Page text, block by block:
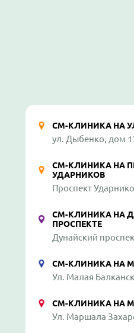
СМ-КЛИНИКА НА
ул. Дыбенко, дом
СМ-КЛИНИКА НА
УДАРНИКОВ
Проспект
СМ-КЛИНИКА НА
ПРОСПЕКТЕ
Дунайский
СМ-КЛИНИКА НА
Ул. Малая
СМ-КЛИНИКА НА
Ул. Маршала